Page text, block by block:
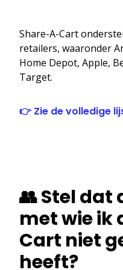
Share-A-Cart
retailers, waaronder
Home Depot, Apple,
Target.
👉 Zie de volledige
👥 Stel dat
met wie ik
Cart niet
heeft?